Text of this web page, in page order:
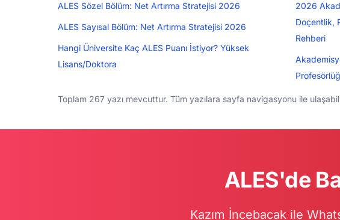
ALES Sözel Bölüm: Net Artırma Stratejisi 2026
ALES Sayısal Bölüm: Net Artırma Stratejisi 2026
Hangi Üniversite Kaç ALES Puanı İstiyor? Yüksek
Lisans/Doktora
2026
Doçentlik,
Rehberi
Toplam 267 yazı mevcuttur. Tüm yazılara sayfa navigasyonu ile
ALES'de
Kazım İncebacak ile